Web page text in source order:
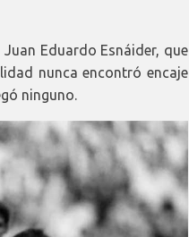
Eduardo Esnáider, que
nunca encontró encaje
ninguno.